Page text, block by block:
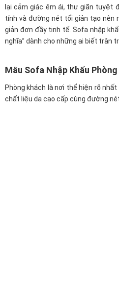
lại cảm giác êm ái, thư giãn tuyệt
tính và đường nét tối giản tạo
giản đơn đầy tinh tế. Sofa nhập
nghĩa” dành cho những ai biết trân
Mẫu Sofa Nhập Khẩu
Phòng khách là nơi thể hiện rõ
chất liệu da cao cấp cùng đường